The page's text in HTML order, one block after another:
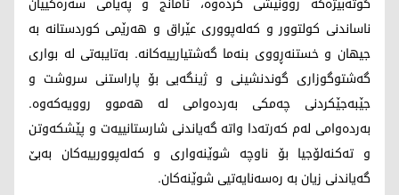
ناساندنی کولتوور و کەلەپووری عێراق و هەرێمی کوردستانە بە
جیهان و خستنەڕووی بنەما گەشتیارییەکانە. بەتایبەتی لە بواری
گەشتوگوزاری گوندنشینی و ژینگەیی بۆ پاراستنی سروشت و
جێبەجێکردنی چەمکی بەردەوامی لە هەموو روویەکەوە.
بەردەوامی لەم کەرتەدا واتە گەیاندنی شارستانییەت و پێشکەوتن
و تەکنەلۆجیا بۆ ناوچە شوێنەواری و کەلەپوورییەکان بەبێ
گەیاندنی زیان بە رەسەنایەتیی شوێنەکان.